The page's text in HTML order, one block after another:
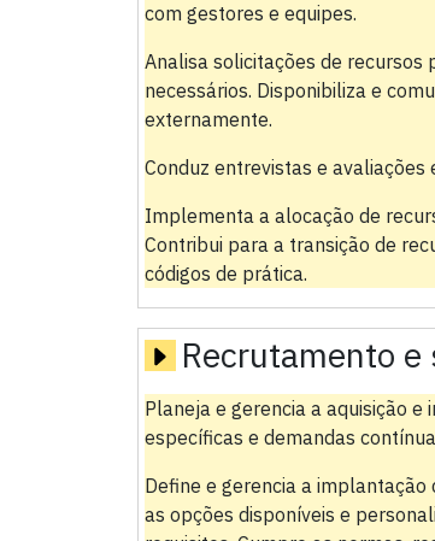
com gestores e equipes.
Analisa solicitações de
necessários. Disponibiliza e
externamente.
Conduz entrevistas e
Implementa a alocação de
Contribui para a transição de
códigos de prática.
Recrutamento e
Planeja e gerencia a aquisição
específicas e demandas
Define e gerencia a
as opções disponíveis e